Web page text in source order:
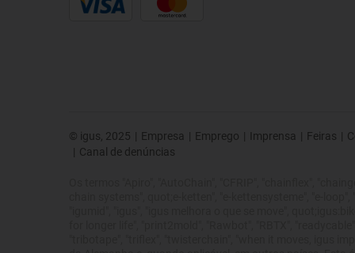
© igus, 2025 | Empresa | Emprego | Imprensa | Feiras |
| Canal de denúncias